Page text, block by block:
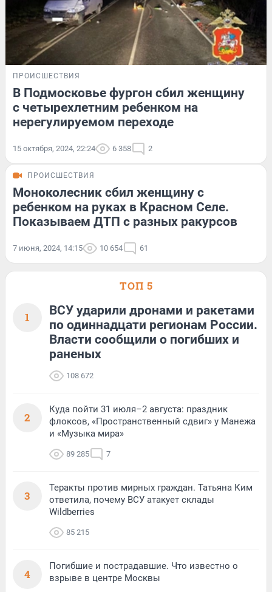
ПРОИСШЕСТВИЯ
В Подмосковье фургон сбил женщину
с четырехлетним ребенком на
нерегулируемом переходе
15 октября, 2024, 22:24 6 358 2
ПРОИСШЕСТВИЯ
Моноколесник сбил женщину с
ребенком на руках в Красном Селе.
Показываем ДТП с разных ракурсов
7 июня, 2024, 14:15 10 654 61
ТОП 5
1
ВСУ ударили дронами и ракетами
по одиннадцати регионам России.
Власти сообщили о погибших и
раненых
108 672
2
Куда пойти 31 июля–2 августа: праздник
флоксов, «Пространственный сдвиг» у Манежа
и «Музыка мира»
89 285 7
3
Теракты против мирных граждан. Татьяна Ким
ответила, почему ВСУ атакует склады
Wildberries
85 215
4
Погибшие и пострадавшие. Что известно о
взрыве в центре Москвы